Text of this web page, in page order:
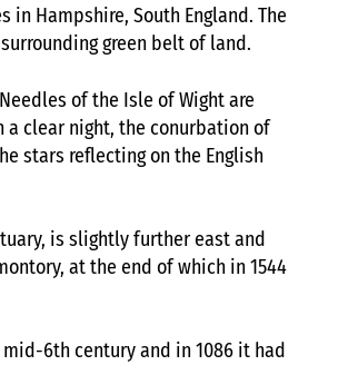
Hampshire, South England. The
green belt of land.
of the Isle of Wight are
clear night, the conurbation of
stars reflecting on the English
is slightly further east and
at the end of which in 1544
6th century and in 1086 it had